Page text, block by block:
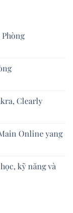
Clearly
Online yang
kỹ năng và